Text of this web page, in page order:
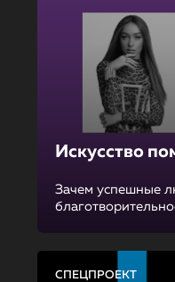
Искусство
Зачем успешные
СПЕЦПРОЕКТ